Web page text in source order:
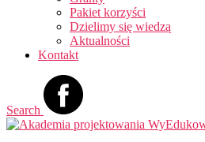
Pakiet korzyści
Dzielimy się wiedzą
Aktualności
Kontakt
Search